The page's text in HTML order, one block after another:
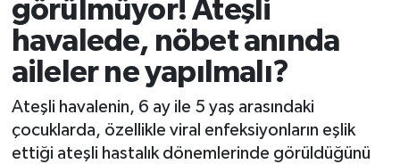
görülmüyor! Ateşli
havalede, nöbet anında
aileler ne yapılmalı?
Ateşli havalenin, 6 ay ile 5 yaş arasındaki
çocuklarda, özellikle viral enfeksiyonların eşlik
ettiği ateşli hastalık dönemlerinde görüldüğünü
Ekonomi
Sağlık
Magazin
Son Dakika Haberleri
Haber Arşivi